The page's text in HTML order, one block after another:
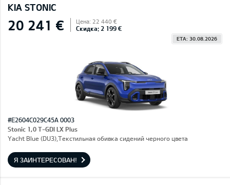
KIA STONIC
20 241 € Цена: 22 440 €
Скидка: 2 199 €
ETA: 30.08.2026
#E2604C029C45A 0003
Stonic 1,0 T-GDI LX Plus
Yacht Blue (DU3),Текстильная обивка сидений черного цвета
Я ЗАИНТЕРЕСОВАН!